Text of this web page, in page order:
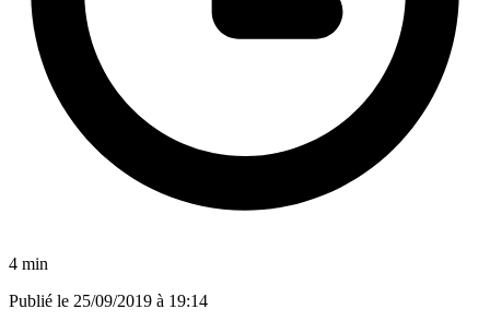
4 min
Publié le 25/09/2019 à 19:14